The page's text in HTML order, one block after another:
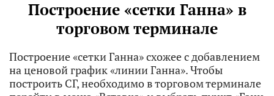
Построение «сетки Ганна» в
торговом терминале
Построение «сетки Ганна» схожее с добавлением
на ценовой график «линии Ганна». Чтобы
построить СГ, необходимо в торговом терминале